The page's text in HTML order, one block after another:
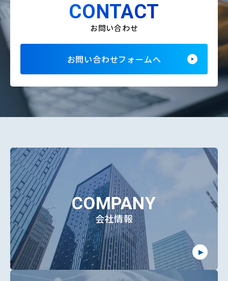
CONTACT
お問い合わせ
お問い合わせフォームへ
COMPANY
会社情報